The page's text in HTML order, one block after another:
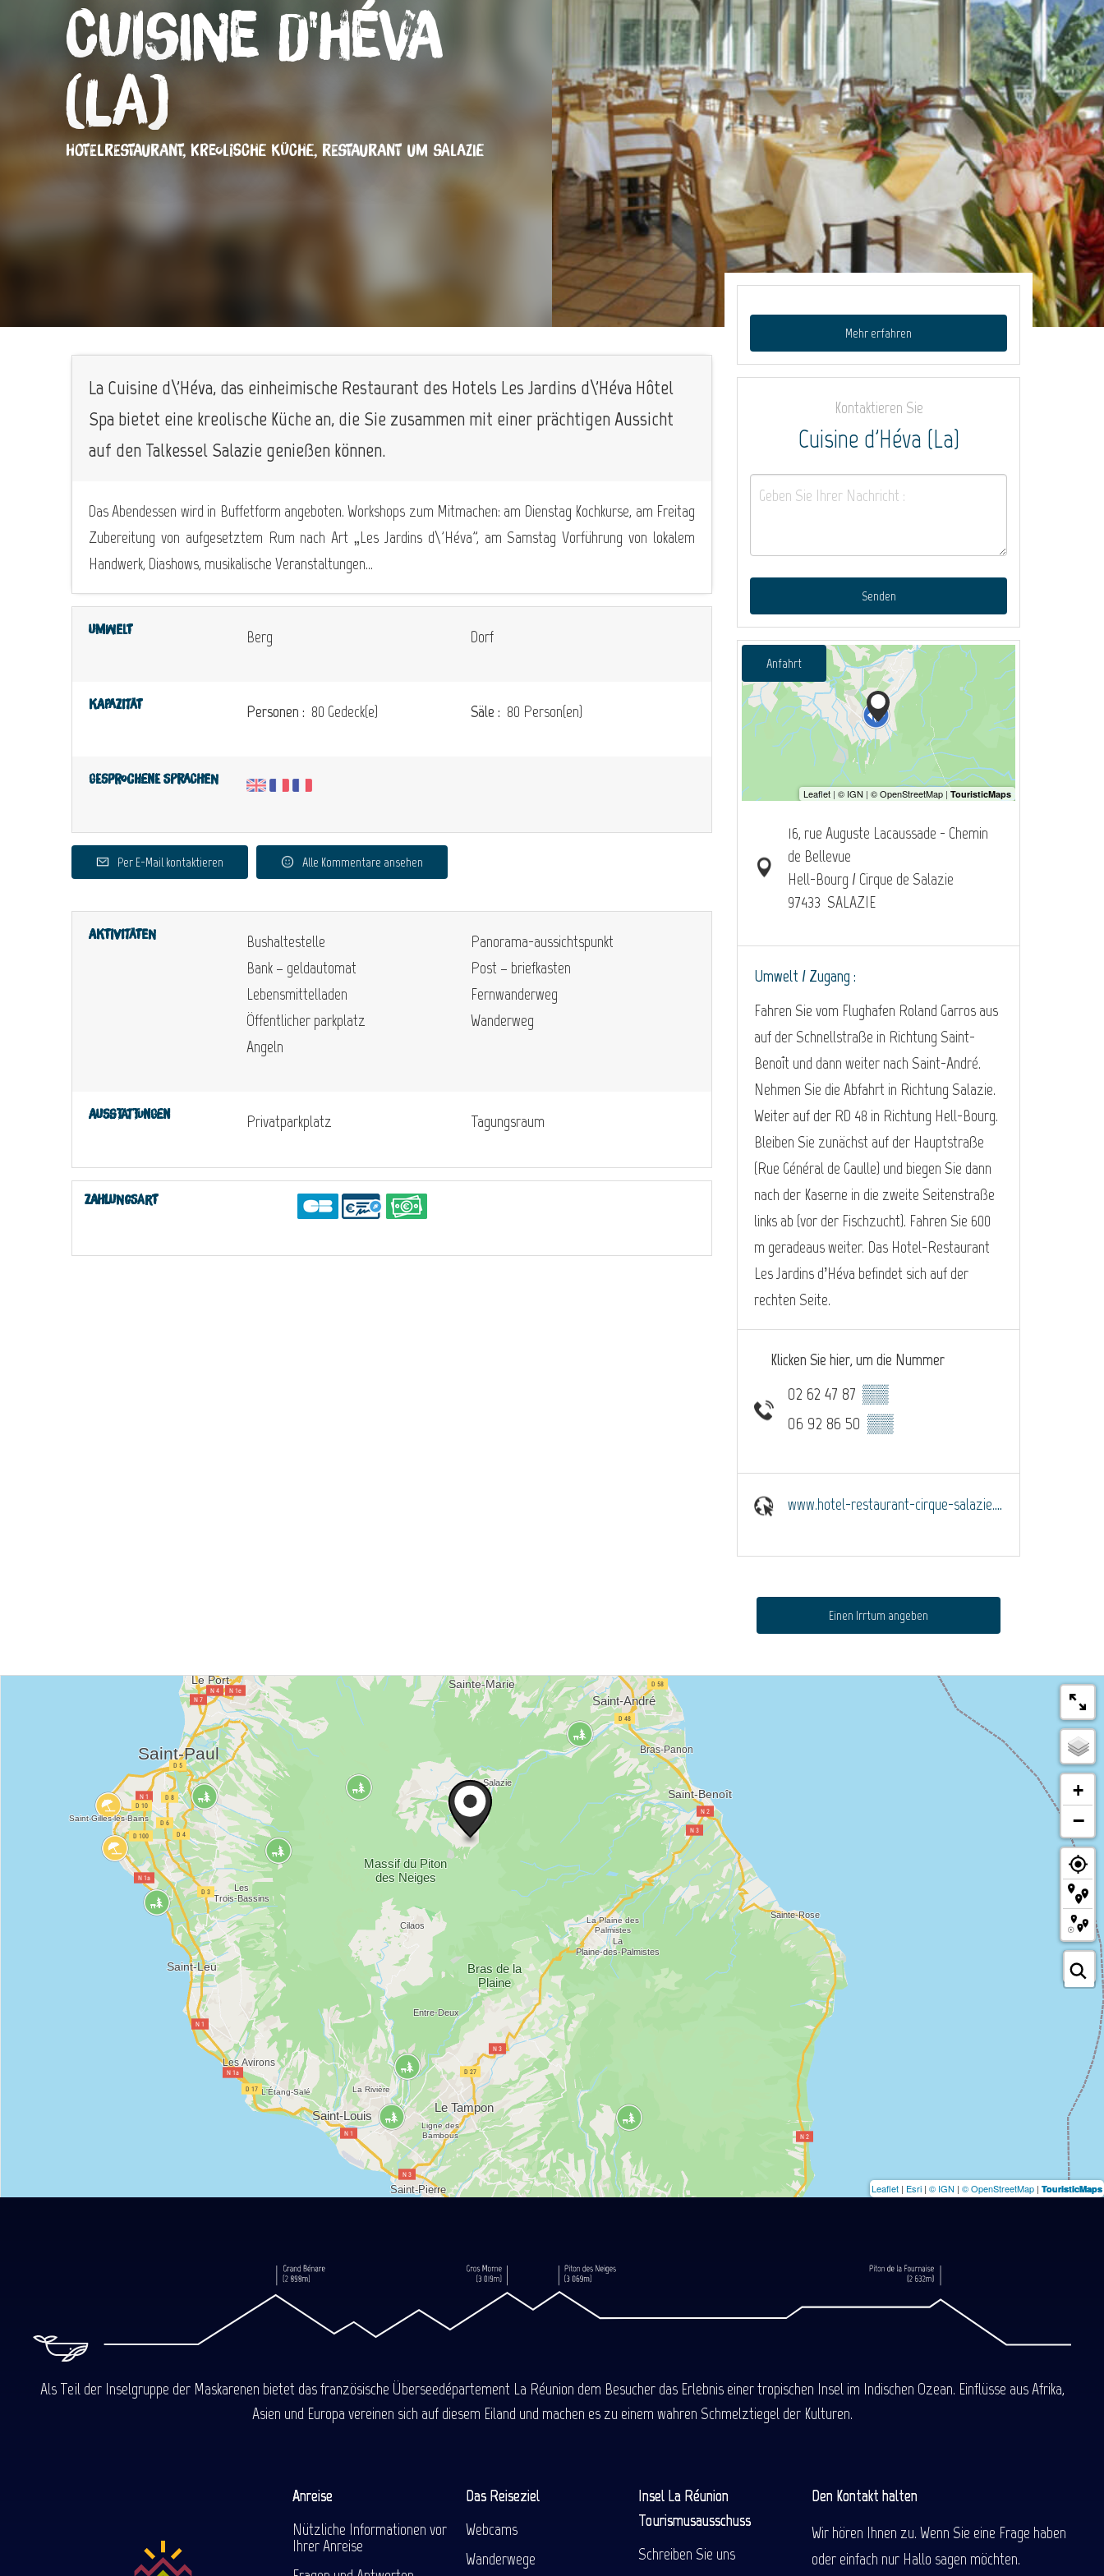
Cuisine d'Héva
(La)
HOTELRESTAURANT, KREOLISCHE KÜCHE, RESTAURANT UM SALAZIE
La Cuisine d\'Héva, das einheimische Restaurant des Hotels Les Jardins d\'Héva Hôtel
Spa bietet eine kreolische Küche an, die Sie zusammen mit einer prächtigen Aussicht
auf den Talkessel Salazie genießen können.
Das Abendessen wird in Buffetform angeboten. Workshops zum Mitmachen: am Dienstag Kochkurse, am Freitag
Zubereitung von aufgesetztem Rum nach Art „Les Jardins d\'Héva”, am Samstag Vorführung von lokalem
Handwerk, Diashows, musikalische Veranstaltungen...
Umwelt Berg Dorf
Kapazität Personen : 80 Gedeck(e) Säle : 80 Person(en)
Gesprochene Sprachen
Per E-Mail kontaktieren Alle Kommentare ansehen
Aktivitäten
Bushaltestelle
Bank – geldautomat
Lebensmittelladen
Öffentlicher parkplatz
Angeln
Panorama-aussichtspunkt
Post – briefkasten
Fernwanderweg
Wanderweg
Ausstattungen Privatparkplatz Tagungsraum
Zahlungsart
Mehr erfahren
Kontaktieren Sie
Cuisine d'Héva (La)
Senden
Anfahrt
16, rue Auguste Lacaussade - Chemin
de Bellevue
Hell-Bourg / Cirque de Salazie
97433 SALAZIE
Umwelt / Zugang :
Fahren Sie vom Flughafen Roland Garros aus
auf der Schnellstraße in Richtung Saint-
Benoît und dann weiter nach Saint-André.
Nehmen Sie die Abfahrt in Richtung Salazie.
Weiter auf der RD 48 in Richtung Hell-Bourg.
Bleiben Sie zunächst auf der Hauptstraße
(Rue Général de Gaulle) und biegen Sie dann
nach der Kaserne in die zweite Seitenstraße
links ab (vor der Fischzucht). Fahren Sie 600
m geradeaus weiter. Das Hotel-Restaurant
Les Jardins d’Héva befindet sich auf der
rechten Seite.
Klicken Sie hier, um die Nummer
02 62 47 87 ▒▒
06 92 86 50 ▒▒
www.hotel-restaurant-cirque-salazie.fr
Einen Irrtum angeben
+
−
Leaflet | Esri | © IGN | © OpenStreetMap | TouristicMaps
Als Teil der Inselgruppe der Maskarenen bietet das französische Überseedépartement La Réunion dem Besucher das Erlebnis einer tropischen Insel im Indischen Ozean. Einflüsse aus Afrika,
Asien und Europa vereinen sich auf diesem Eiland und machen es zu einem wahren Schmelztiegel der Kulturen.
Anreise
Nützliche Informationen vor
Ihrer Anreise
Das Reiseziel
Webcams
Wanderwege
Insel La Réunion
Tourismusausschuss
Schreiben Sie uns
Den Kontakt halten
Wir hören Ihnen zu. Wenn Sie eine Frage haben
oder einfach nur Hallo sagen möchten.